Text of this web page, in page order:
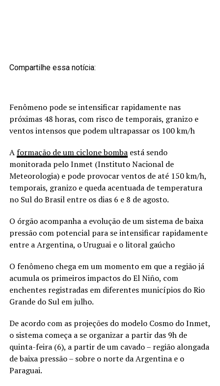
Compartilhe essa notícia:
Fenômeno pode se intensificar rapidamente nas
próximas 48 horas, com risco de temporais, granizo e
ventos intensos que podem ultrapassar os 100 km/h
Aformação de um ciclone bombaestá sendo
monitorada pelo Inmet (Instituto Nacional de
Meteorologia) e pode provocar ventos de até 150 km/h,
temporais, granizo e queda acentuada de temperatura
no Sul do Brasil entre os dias 6 e 8 de agosto.
O órgão acompanha a evolução de um sistema de baixa
pressão com potencial para se intensificar rapidamente
entre a Argentina, o Uruguai e o litoral gaúcho
O fenômeno chega em um momento em que a região já
acumula os primeiros impactos do El Niño, com
enchentes registradas em diferentes municípios do Rio
Grande do Sul em julho.
De acordo com as projeções do modelo Cosmo do Inmet,
o sistema começa a se organizar a partir das 9h de
quinta-feira (6), a partir de um cavado – região alongada
de baixa pressão – sobre o norte da Argentina e o
Paraguai.